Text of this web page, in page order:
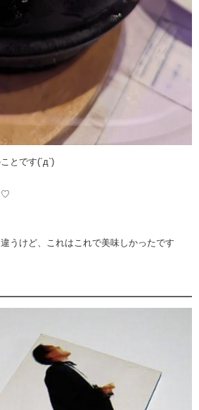
とです(´д`)
♡
うけど、これはこれで美味しかった️です